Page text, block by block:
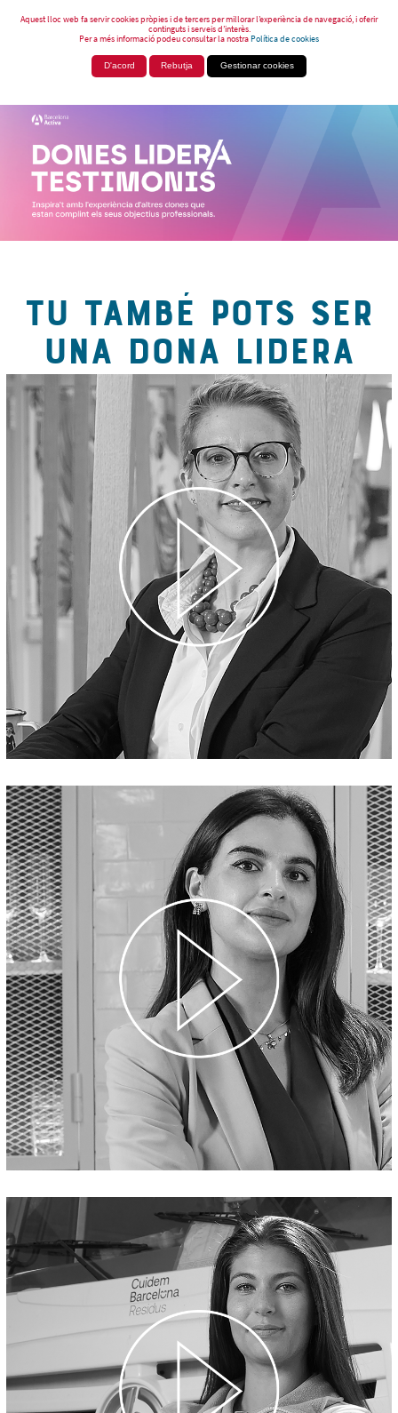
Aquest lloc web fa servir cookies pròpies i de tercers per millorar l’experiència de navegació, i oferir
continguts i serveis d’interès.
Per a més informació podeu consultar la nostraPolítica de cookies
D'acord Rebutja Gestionar cookies
TU TAMBÉ POTS SER
UNA DONA LIDERA